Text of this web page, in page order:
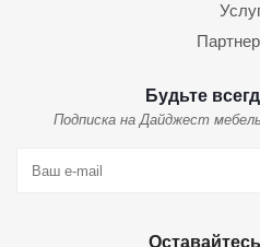
Будьте
Подписка на Дайджест